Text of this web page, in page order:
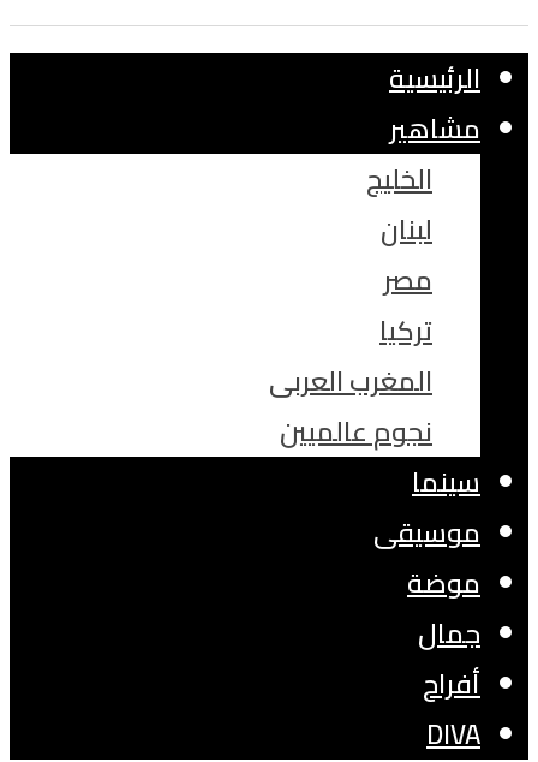
الرئيسية
مشاهير
الخليج
لبنان
مصر
تركيا
المغرب العربى
نجوم عالميين
سينما
موسيقى
موضة
جمال
أفراح
DIVA